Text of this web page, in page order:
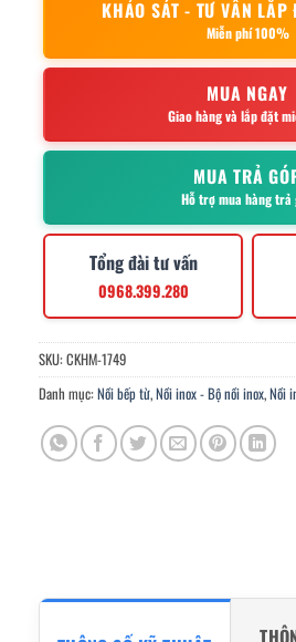
KHẢO SÁT - TƯ VẤN
Miễn phí 100%
MUA NGAY
Giao hàng và lắp đặt
MUA TRẢ
Hỗ trợ mua hàng trả
Tổng đài tư vấn
0968.399.280
SKU: CKHM-1749
Danh mục: Nồi bếp từ,Nồi inox - Bộ nồi inox,Nồi